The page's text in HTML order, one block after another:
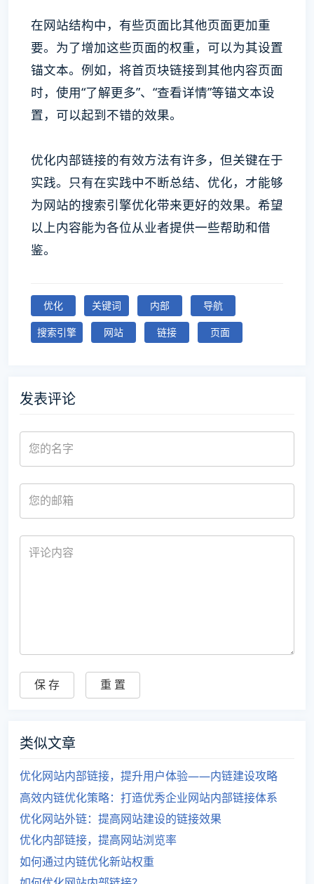
在网站结构中，有些页面比其他页面更加重
要。为了增加这些页面的权重，可以为其设置
锚文本。例如，将首页块链接到其他内容页面
时，使用“了解更多”、“查看详情”等锚文本设
置，可以起到不错的效果。
优化内部链接的有效方法有许多，但关键在于
实践。只有在实践中不断总结、优化，才能够
为网站的搜索引擎优化带来更好的效果。希望
以上内容能为各位从业者提供一些帮助和借
鉴。
优化 关键词 内部
导航
搜索引擎
网站 链接 页面
发表评论
类似文章
优化网站内部链接，提升用户体验——内链建设攻略
高效内链优化策略：打造优秀企业网站内部链接体系
优化网站外链：提高网站建设的链接效果
优化内部链接，提高网站浏览率
如何通过内链优化新站权重